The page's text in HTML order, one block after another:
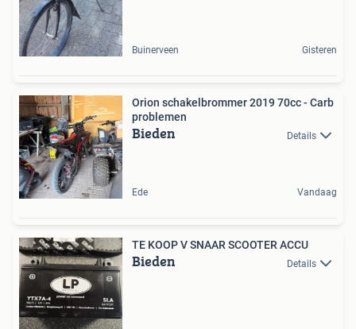
Buinerveen Gisteren
Orion schakelbrommer 2019 70cc - Carb
problemen
Bieden Details
Ede Vandaag
TE KOOP V SNAAR SCOOTER ACCU
Bieden Details